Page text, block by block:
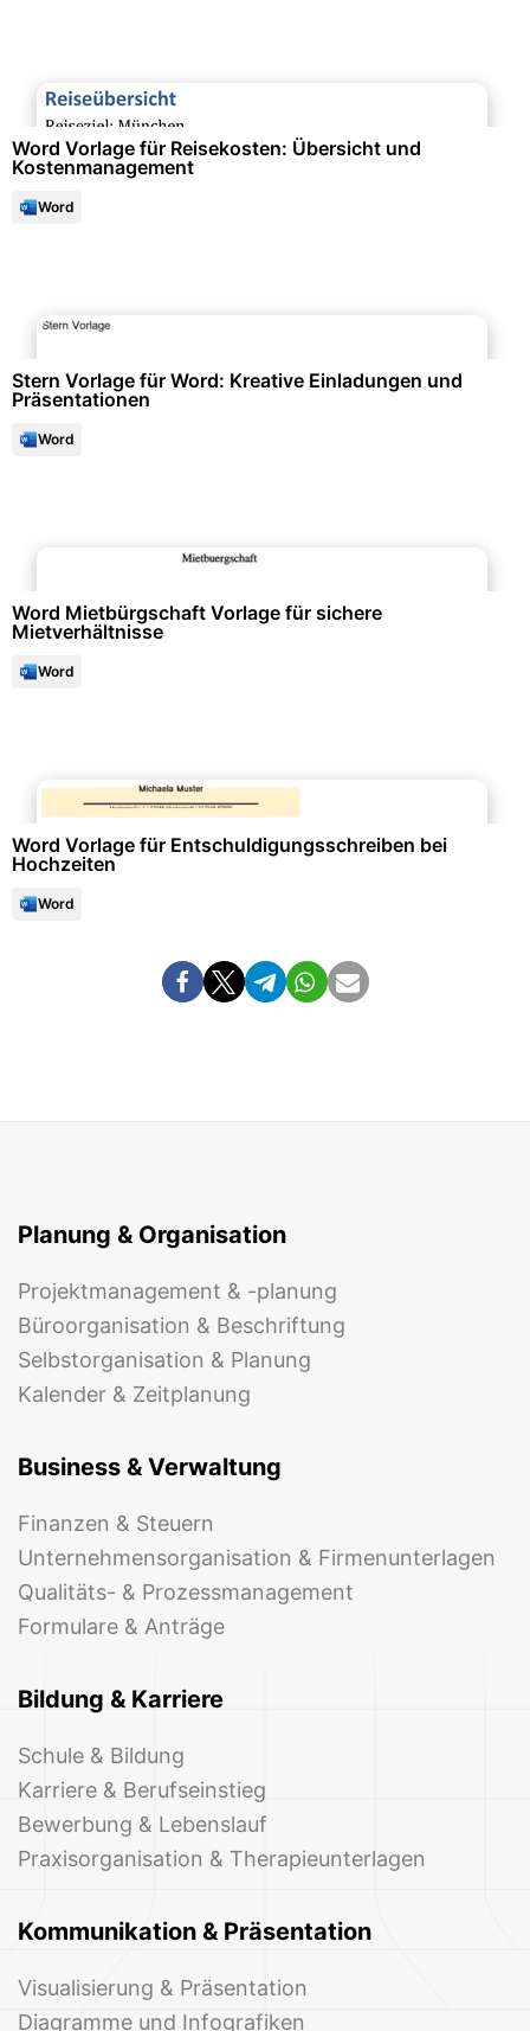
Word Vorlage für Reisekosten: Übersicht und
Kostenmanagement
Word
Stern Vorlage für Word: Kreative Einladungen und
Präsentationen
Word
Word Mietbürgschaft Vorlage für sichere
Mietverhältnisse
Word
Word Vorlage für Entschuldigungsschreiben bei
Hochzeiten
Word
Planung & Organisation
Projektmanagement & -planung
Büroorganisation & Beschriftung
Selbstorganisation & Planung
Kalender & Zeitplanung
Business & Verwaltung
Finanzen & Steuern
Unternehmensorganisation & Firmenunterlagen
Qualitäts- & Prozessmanagement
Formulare & Anträge
Bildung & Karriere
Schule & Bildung
Karriere & Berufseinstieg
Bewerbung & Lebenslauf
Praxisorganisation & Therapieunterlagen
Kommunikation & Präsentation
Visualisierung & Präsentation
Diagramme und Infografiken